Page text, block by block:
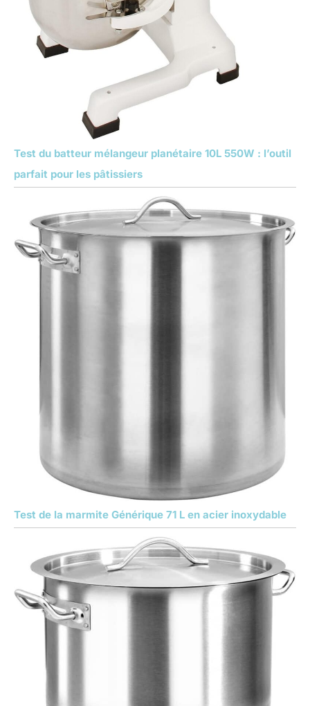
Test du batteur mélangeur planétaire 10L 550W : l’outil
parfait pour les pâtissiers
Test de la marmite Générique 71 L en acier inoxydable